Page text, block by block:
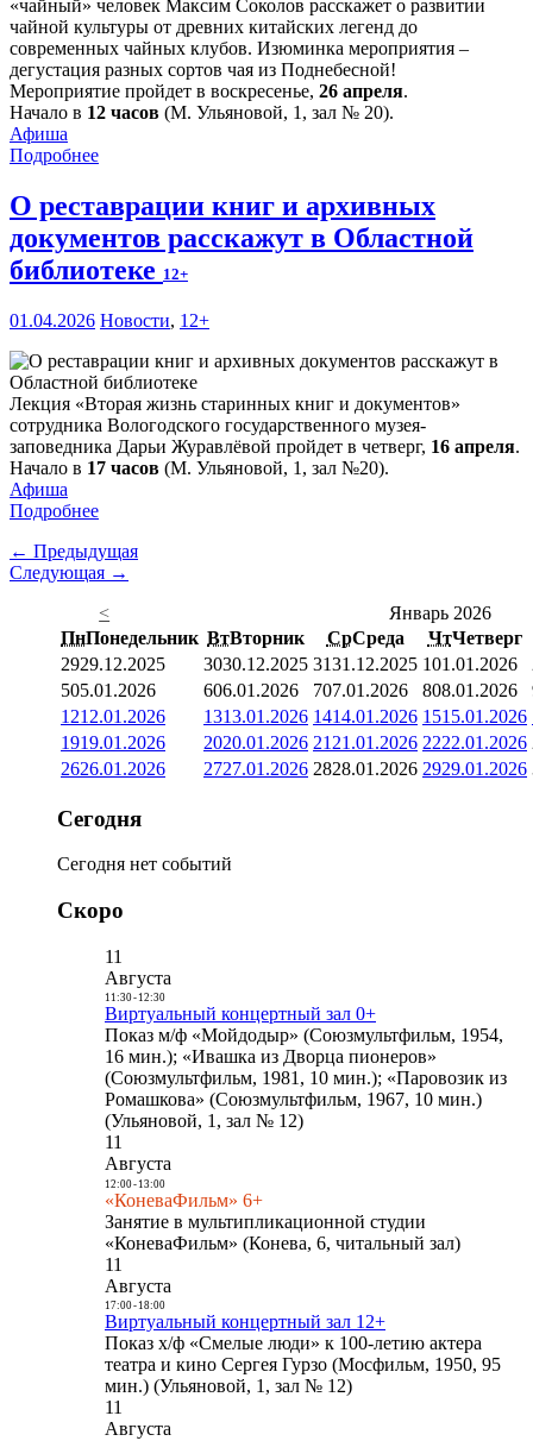
«чайный» человек Максим Соколов расскажет о развитии
чайной культуры от древних китайских легенд до
современных чайных клубов. Изюминка мероприятия –
дегустация разных сортов чая из Поднебесной!
Мероприятие пройдет в воскресенье, 26 апреля.
Начало в 12 часов (М. Ульяновой, 1, зал № 20).
Афиша
Подробнее
О реставрации книг и архивных
документов расскажут в Областной
библиотеке 12+
01.04.2026 Новости, 12+
Лекция «Вторая жизнь старинных книг и документов»
сотрудника Вологодского государственного музея-
заповедника Дарьи Журавлёвой пройдет в четверг, 16 апреля.
Начало в 17 часов (М. Ульяновой, 1, зал №20).
Афиша
Подробнее
← Предыдущая
Следующая →
<
Январь 2026
ПнПонедельник ВтВторник СрСреда ЧтЧетверг
2929.12.2025 3030.12.2025 3131.12.2025 101.01.2026
505.01.2026 606.01.2026 707.01.2026 808.01.2026
1212.01.2026 1313.01.2026 1414.01.2026 1515.01.2026
1919.01.2026 2020.01.2026 21 21.01.2026 2222.01.2026
2626.01.2026 2727.01.2026 2828.01.2026 2929.01.2026
Сегодня
Сегодня нет событий
Скоро
11
Августа
11:30- 12:30
Виртуальный концертный зал 0+
Показ м/ф «Мойдодыр» (Союзмультфильм, 1954,
16 мин.); «Ивашка из Дворца пионеров»
(Союзмультфильм, 1981, 10 мин.); «Паровозик из
Ромашкова» (Союзмультфильм, 1967, 10 мин.)
(Ульяновой, 1, зал № 12)
11
Августа
12:00- 13:00
«КоневаФильм» 6+
Занятие в мультипликационной студии
«КоневаФильм» (Конева, 6, читальный зал)
11
Августа
17:00- 18:00
Виртуальный концертный зал 12+
Показ х/ф «Смелые люди» к 100-летию актера
театра и кино Сергея Гурзо (Мосфильм, 1950, 95
мин.) (Ульяновой, 1, зал № 12)
11
Августа